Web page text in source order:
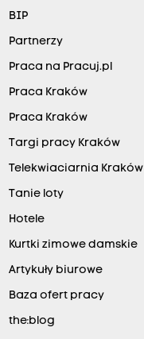
BIP
Partnerzy
Praca na Pracuj.pl
Praca Kraków
Praca Kraków
Targi pracy Kraków
Telekwiaciarnia Kraków
Tanie loty
Hotele
Kurtki zimowe damskie
Artykuły biurowe
Baza ofert pracy
the:blog